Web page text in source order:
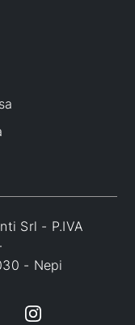
Srl - P.IVA
- Nepi